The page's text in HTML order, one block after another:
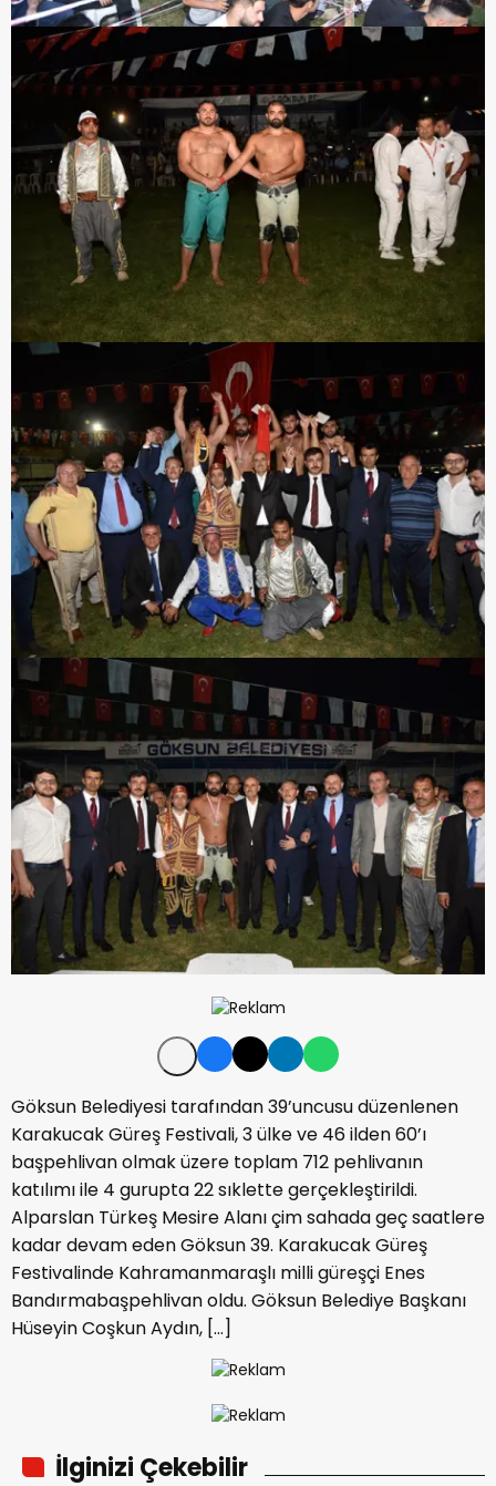
Göksun Belediyesi tarafından 39’uncusu düzenlenen
Karakucak Güreş Festivali, 3 ülke ve 46 ilden 60’ı
başpehlivan olmak üzere toplam 712 pehlivanın
katılımı ile 4 gurupta 22 sıklette gerçekleştirildi.
Alparslan Türkeş Mesire Alanı çim sahada geç saatlere
kadar devam eden Göksun 39. Karakucak Güreş
Festivalinde Kahramanmaraşlı milli güreşçi Enes
Bandırmabaşpehlivan oldu. Göksun Belediye Başkanı
Hüseyin Coşkun Aydın, […]
İlginizi Çekebilir